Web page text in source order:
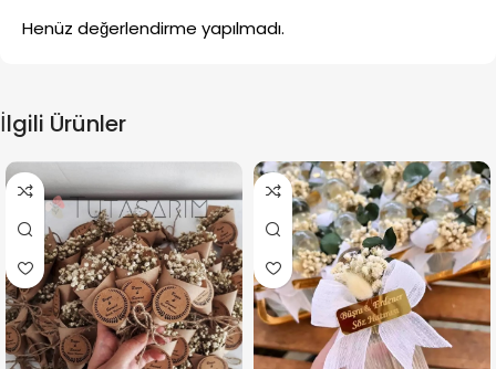
Henüz değerlendirme yapılmadı.
İlgili Ürünler